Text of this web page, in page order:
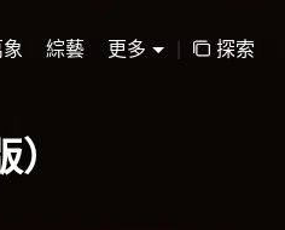
綜藝 更多 | 探索